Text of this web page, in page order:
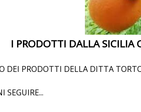
I PRODOTTI DALLA SICILIA
DEI PRODOTTI DELLA DITTA
SEGUIRE...